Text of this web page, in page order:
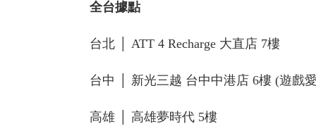
全台據點
台北 │ ATT 4 Recharge 大直店 7樓
台中 │ 新光三越 台中中港店 6樓 (遊戲
高雄 │ 高雄夢時代 5樓